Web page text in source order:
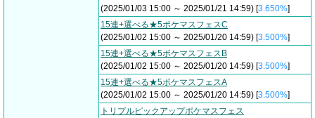
(2025/01/03 15:00 ～ 2025/01/21 14:59) [3.650%]
15連+選べる★5ポケマスフェスC
(2025/01/02 15:00 ～ 2025/01/20 14:59) [3.500%]
15連+選べる★5ポケマスフェスB
(2025/01/02 15:00 ～ 2025/01/20 14:59) [3.500%]
15連+選べる★5ポケマスフェスA
(2025/01/02 15:00 ～ 2025/01/20 14:59) [3.500%]
トリプルピックアップポケマスフェス